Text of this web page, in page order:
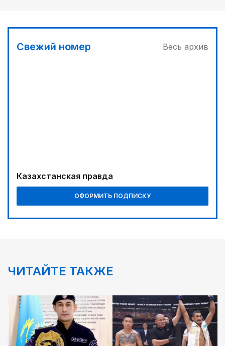
Свежий номер Весь архив
Казахстанская правда
ОФОРМИТЬ ПОДПИСКУ
ЧИТАЙТЕ ТАКЖЕ